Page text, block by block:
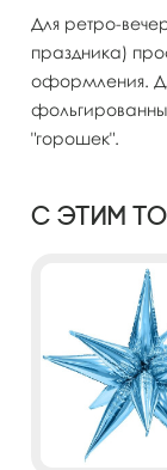
Для ретро-
праздника)
оформления.
"горошек".
С этим